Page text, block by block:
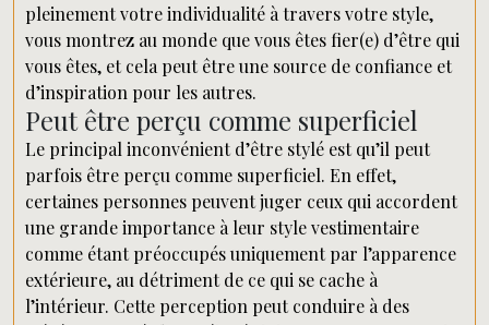
pleinement votre individualité à travers votre style,
vous montrez au monde que vous êtes fier(e) d’être qui
vous êtes, et cela peut être une source de confiance et
d’inspiration pour les autres.
Peut être perçu comme superficiel
Le principal inconvénient d’être stylé est qu’il peut
parfois être perçu comme superficiel. En effet,
certaines personnes peuvent juger ceux qui accordent
une grande importance à leur style vestimentaire
comme étant préoccupés uniquement par l’apparence
extérieure, au détriment de ce qui se cache à
l’intérieur. Cette perception peut conduire à des